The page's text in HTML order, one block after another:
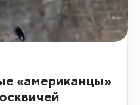
«американцы»